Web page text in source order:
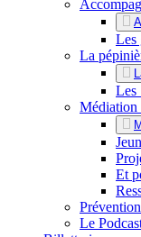
Les
La
Les
Médiation
Et
Prévention
Le